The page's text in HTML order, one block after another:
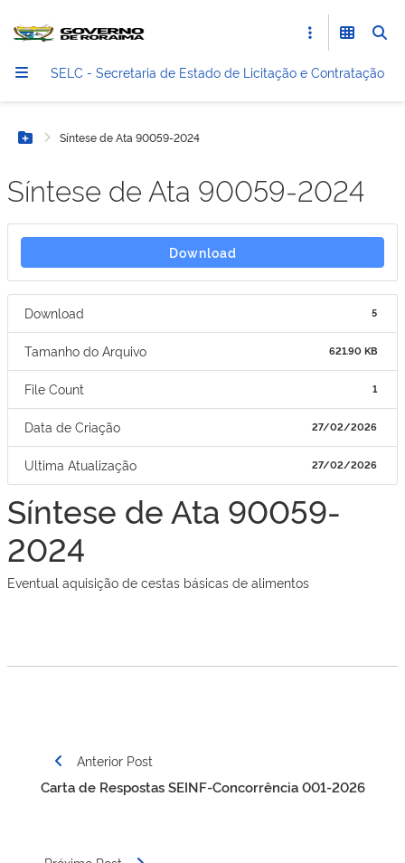
SELC - Secretaria de Estado de Licitação e Contratação
Botão Menu
Síntese de Ata 90059-2024
Síntese de Ata 90059-2024
Download
Download 5
Tamanho do Arquivo 621.90 KB
File Count 1
Data de Criação 27/02/2026
Ultima Atualização 27/02/2026
Síntese de Ata 90059-
2024
Eventual aquisição de cestas básicas de alimentos
Navegação
Anterior Post
Carta de Respostas SEINF-Concorrência 001-2026